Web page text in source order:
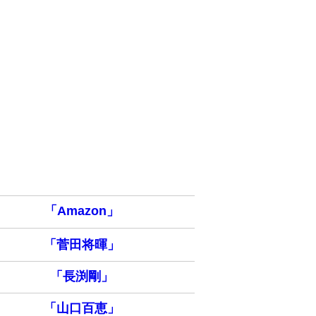
「Amazon」
「菅田将暉」
「長渕剛」
「山口百恵」